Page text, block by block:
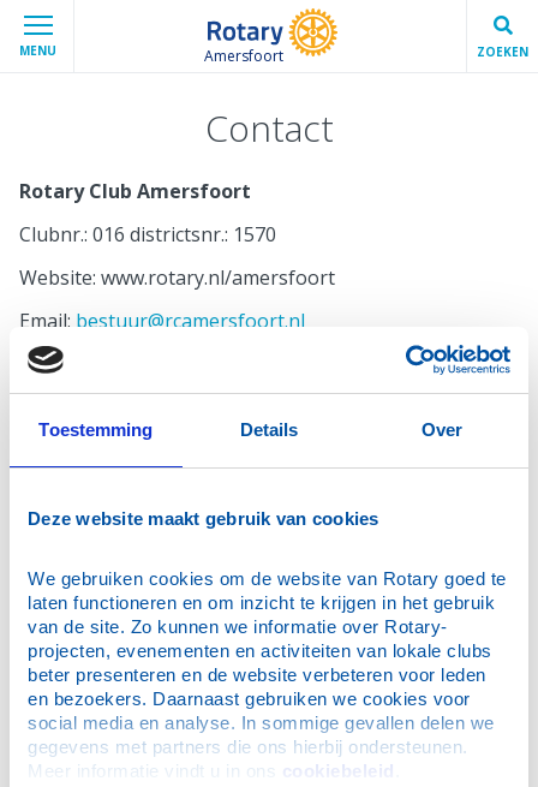
Toestemming Details Over
Deze website maakt gebruik van cookies
We gebruiken cookies om de website van Rotary goed te
laten functioneren en om inzicht te krijgen in het gebruik
van de site. Zo kunnen we informatie over Rotary-
projecten, evenementen en activiteiten van lokale clubs
beter presenteren en de website verbeteren voor leden
en bezoekers. Daarnaast gebruiken we cookies voor
social media en analyse. In sommige gevallen delen we
gegevens met partners die ons hierbij ondersteunen.
Meer informatie vindt u in ons cookiebeleid
MENU Amersfoort ZOEKEN
Contact
Rotary Club Amersfoort
Clubnr.: 016 districtsnr.: 1570
Website: www.rotary.nl/amersfoort
Email: bestuur@rcamersfoort.nl
Amersfoort
't Zand 15
3811 GB Amersfoort
Voor steunaanvragen zie:Rotaryclub Amersfoort
Community Services
Club gegevens
Wie zijn wij?